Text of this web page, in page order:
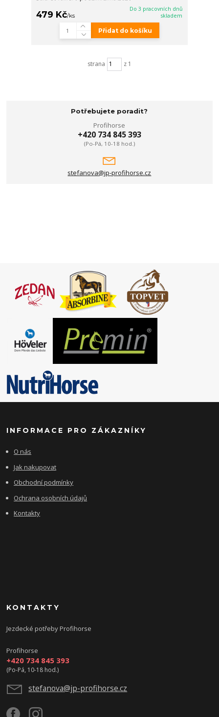
479 Kč/ks
Do 3 pracovních dnů
skladem
Přidat do košíku
strana z 1
Potřebujete poradit?
Profihorse
+420 734 845 393
(Po-Pá, 10-18 hod.)
stefanova@jp-profihorse.cz
INFORMACE PRO ZÁKAZNÍKY
O nás
Jak nakupovat
Obchodní podmínky
Ochrana osobních údajů
Kontakty
KONTAKTY
Jezdecké potřeby Profihorse
Profihorse
+420 734 845 393
(Po-Pá, 10-18 hod.)
stefanova@jp-profihorse.cz